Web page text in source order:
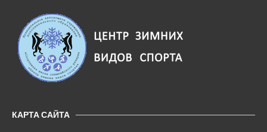
КАРТА САЙТА